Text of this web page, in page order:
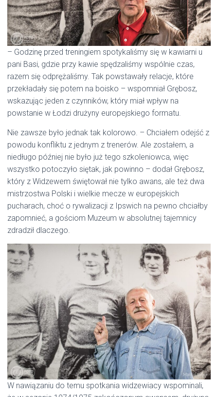
– Godzinę przed treningiem spotykaliśmy się w kawiarni u
pani Basi, gdzie przy kawie spędzaliśmy wspólnie czas,
razem się odprężaliśmy. Tak powstawały relacje, które
przekładały się potem na boisko – wspomniał Grębosz,
wskazując jeden z czynników, który miał wpływ na
powstanie w Łodzi drużyny europejskiego formatu.
Nie zawsze było jednak tak kolorowo. – Chciałem odejść z
powodu konfliktu z jednym z trenerów. Ale zostałem, a
niedługo później nie było już tego szkoleniowca, więc
wszystko potoczyło siętak, jak powinno – dodał Grębosz,
który z Widzewem świętował nie tylko awans, ale też dwa
mistrzostwa Polski i wielkie mecze w europejskich
pucharach, choć o rywalizacji z Ipswich na pewno chciałby
zapomnieć, a gościom Muzeum w absolutnej tajemnicy
zdradził dlaczego.
W nawiązaniu do temu spotkania widzewiacy wspominali,